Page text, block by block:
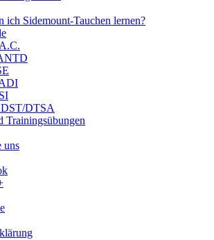
ich Sidemount-Tauchen lernen?
DTSA
Trainingsübungen
uns